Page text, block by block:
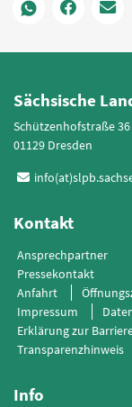
Sächsische
Schützenhofstraße 36
01129 Dresden
Kontakt
Ansprechpartner
Pressekontakt
Anfahrt
Impressum
Erklärung zur
Transparenzhinweis
Info